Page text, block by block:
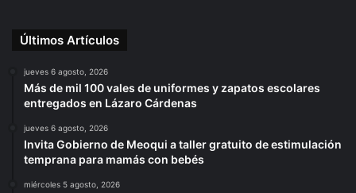
Últimos Artículos
jueves 6 agosto, 2026
Más de mil 100 vales de uniformes y zapatos escolares
entregados en Lázaro Cárdenas
jueves 6 agosto, 2026
Invita Gobierno de Meoqui a taller gratuito de estimulación
temprana para mamás con bebés
miércoles 5 agosto, 2026